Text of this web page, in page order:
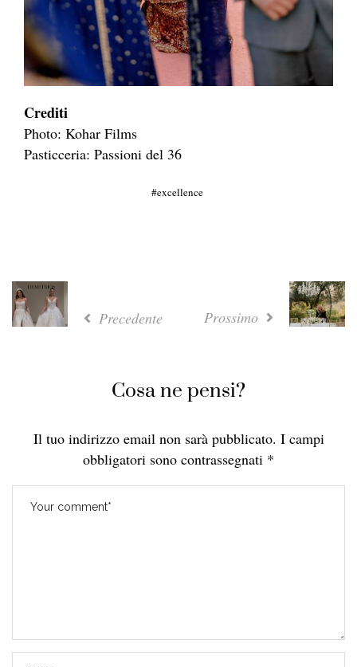
Crediti
Photo: Kohar Films
Pasticceria: Passioni del 36
excellence
Precedente Prossimo
Cosa ne pensi?
Il tuo indirizzo email non sarà pubblicato. I campi
obbligatori sono contrassegnati *